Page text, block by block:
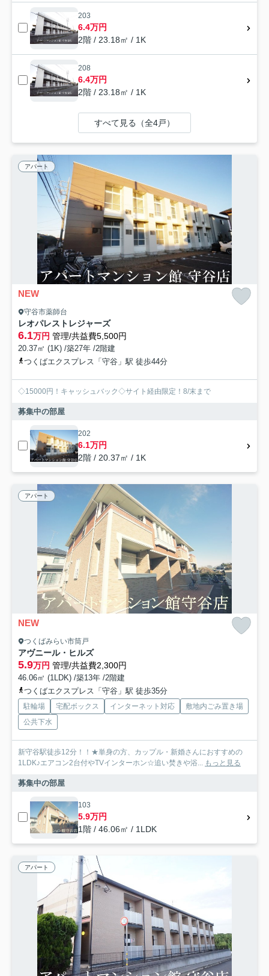
203
6.4万円
2階 / 23.18㎡ / 1K
208
6.4万円
2階 / 23.18㎡ / 1K
すべて見る（全4戸）
アパート
NEW
守谷市薬師台
レオパレストレジャーズ
6.1万円 管理/共益費5,500円
20.37㎡ (1K) /築27年 /2階建
つくばエクスプレス「守谷」駅 徒歩44分
◇15000円！キャッシュバック◇サイト経由限定！8/末まで
募集中の部屋
202
6.1万円
2階 / 20.37㎡ / 1K
アパート
NEW
つくばみらい市筒戸
アヴニール・ヒルズ
5.9万円 管理/共益費2,300円
46.06㎡ (1LDK) /築13年 /2階建
つくばエクスプレス「守谷」駅 徒歩35分
駐輪場 宅配ボックス インターネット対応
敷地内ごみ置き場
公共下水
新守谷駅徒歩12分！！★単身の方、カップル・新婚さんにおすすめの
1LDK♪エアコン2台付やTVインターホン☆追い焚きや浴...
もっと見る
募集中の部屋
103
5.9万円
1階 / 46.06㎡ / 1LDK
アパート